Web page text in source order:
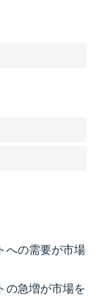
への需要が市場
の急増が市場を